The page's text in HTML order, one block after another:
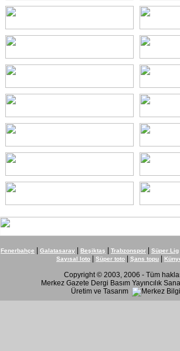
Fenerbahçe Galatasaray Beşiktaş Trabzonspor Süper Lig
Sayısal loto Süper toto Şans topu
Copyright © 2003, 2006 - Tüm
Merkez Gazete Dergi Basım Yayıncılık
Üretim ve Tasarım